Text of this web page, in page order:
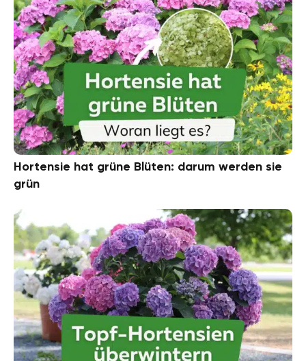
Hortensie hat grüne Blüten: darum werden sie
grün